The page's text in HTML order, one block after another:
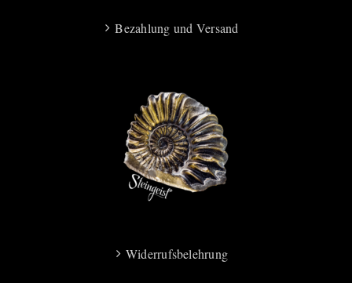
Bezahlung und Versand
Widerrufsbelehrung